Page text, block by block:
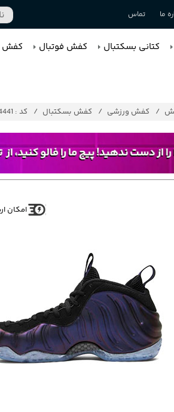
ما تماس
کتانی بسکتبال کفش فوتبال کفش
کفش ورزشی کفش بسکتبال کد : 34441
امکان